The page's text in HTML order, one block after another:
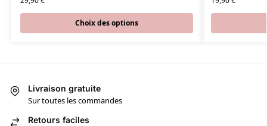
Choix des options
Livraison gratuite
Sur toutes les commandes
Retours faciles